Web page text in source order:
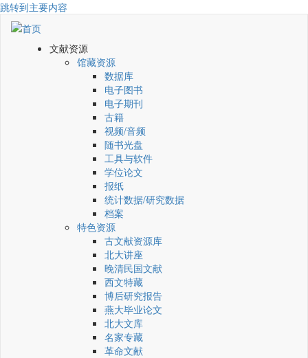
跳转到主要内容
文献资源
馆藏资源
数据库
电子图书
电子期刊
古籍
视频/音频
随书光盘
工具与软件
学位论文
报纸
统计数据/研究数据
档案
特色资源
古文献资源库
北大讲座
晚清民国文献
西文特藏
博后研究报告
燕大毕业论文
北大文库
名家专藏
革命文献